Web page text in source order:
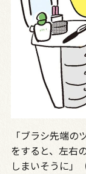
「ブラシ先端
をすると、左右
しまいそうに」